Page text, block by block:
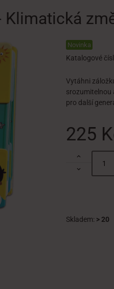
Klimatická
Novinka
Katalogové
Vytáhni
srozumitelnou
pro další
225


Skladem: > 20